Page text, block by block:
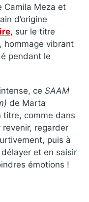
Camila Meza et
d’origine
, sur le titre
hommage vibrant
pendant le
ce SAAM
de Marta
titre, comme dans
regarder
puis à
et en saisir
émotions !